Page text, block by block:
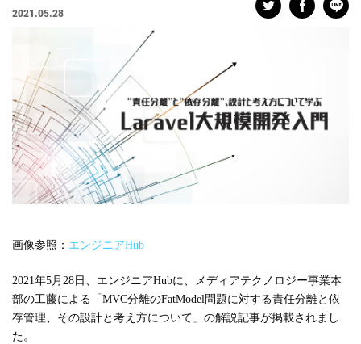
#DX＆マーケティング #コーポレート本部
#人事本部 #自動車産業DX
職種
#エンジニア #カスタマーサクセス #コンサルタント #セールス
#デザイナー #バックオフィス #マーケター
#広報 #新卒 #経営
テーマ別
注目の記事
2021.05.28
画像参照： エンジニアHub
2021年5月28日、エンジニアHubに、メディアテクノロジー事業本
部の工藤による「MVC分離のFatModel問題に対する責任分離と依
存管理、その設計と考え方について」の解説記事が掲載されまし
た。